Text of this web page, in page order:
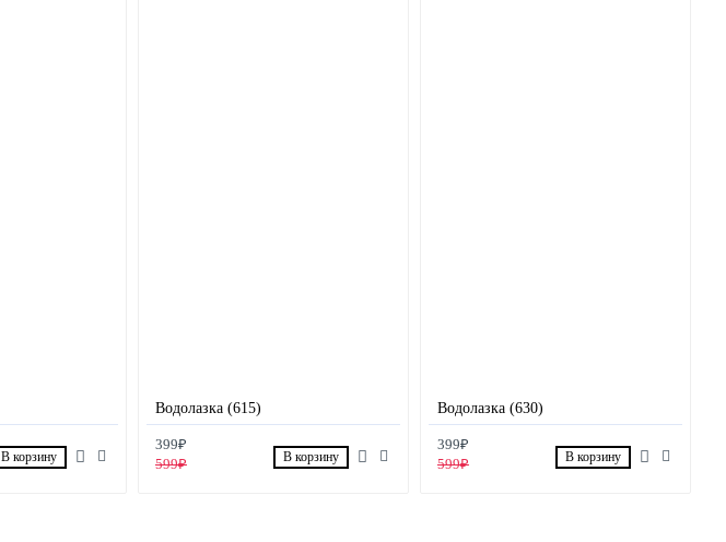
В корзину
Водолазка (615)
399₽
599₽
В корзину
Водолазка (630)
399₽
599₽
В корзину